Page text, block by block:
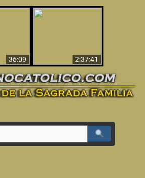
36:09
2:37:41